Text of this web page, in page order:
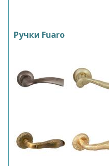
Ручки Fuaro